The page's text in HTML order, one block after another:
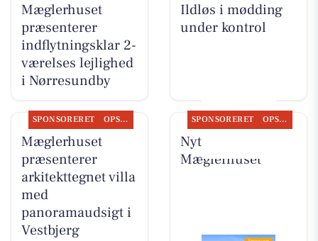
Mæglerhuset
præsenterer
indflytningsklar 2-
værelses lejlighed
i Nørresundby
Ildløs i mødding
under kontrol
SPONSORERET OPSLAGSTAVLEN
Mæglerhuset
præsenterer
arkitekttegnet villa
med
panoramaudsigt i
Vestbjerg
SPONSORERET OPSLAGSTAVLEN
Nyt fra
Mæglerhuset